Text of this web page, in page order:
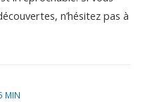
n’hésitez pas à
MIN